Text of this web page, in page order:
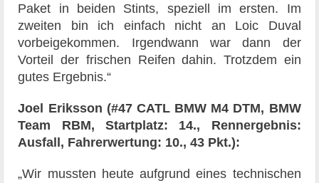
Paket in beiden Stints, speziell im ersten. Im
zweiten bin ich einfach nicht an Loic Duval
vorbeigekommen. Irgendwann war dann der
Vorteil der frischen Reifen dahin. Trotzdem ein
gutes Ergebnis.“
Joel Eriksson (#47 CATL BMW M4 DTM, BMW
Team RBM, Startplatz: 14., Rennergebnis:
Ausfall, Fahrerwertung: 10., 43 Pkt.):
„Wir mussten heute aufgrund eines technischen